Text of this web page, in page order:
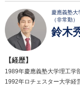
慶應義塾大
（非常勤）
鈴木
【経歴】
1989年慶應義塾大学理工学
1992年ロチェスター大学経